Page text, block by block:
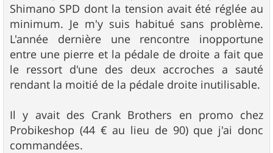
a
g
e
Shimano SPD dont la tension avait été réglée au
minimum. Je m'y suis habitué sans problème.
L'année dernière une rencontre inopportune
entre une pierre et la pédale de droite a fait que
le ressort d'une des deux accroches a sauté
rendant la moitié de la pédale droite inutilisable.
Il y avait des Crank Brothers en promo chez
Probikeshop (44 € au lieu de 90) que j'ai donc
commandées.